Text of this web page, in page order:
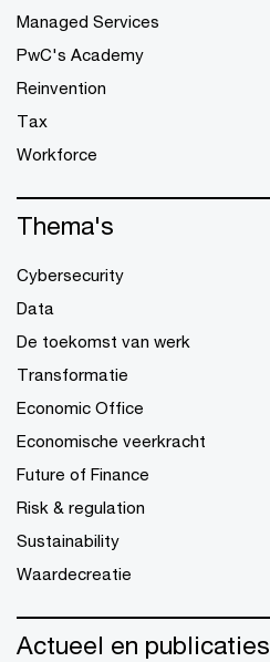
Managed Services
PwC's Academy
Reinvention
Tax
Workforce
Thema's
Cybersecurity
Data
De toekomst van werk
Transformatie
Economic Office
Economische veerkracht
Future of Finance
Risk & regulation
Sustainability
Waardecreatie
Actueel en publicaties